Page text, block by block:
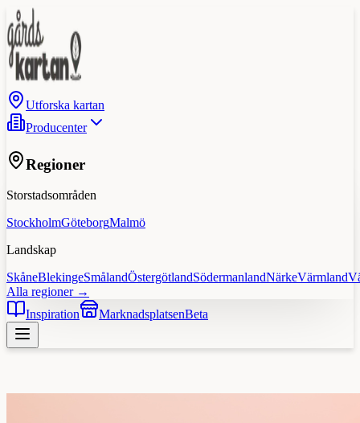
Utforska kartan
Producenter
Regioner
Storstadsområden
StockholmGöteborgMalmö
Landskap
SkåneBlekingeSmålandÖstergötlandSödermanlandNärkeVärmland
Alla regioner →
Inspiration
MarknadsplatsenBeta